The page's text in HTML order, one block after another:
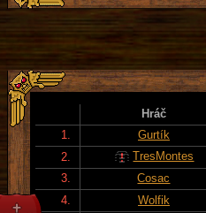
Hráč
1.
Gurtík
2.
TresMontes
3.
Cosac
4.
Wolfik